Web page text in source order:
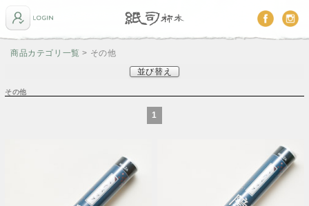
商品カテゴリ一覧 > その他
並び替え
その他
1